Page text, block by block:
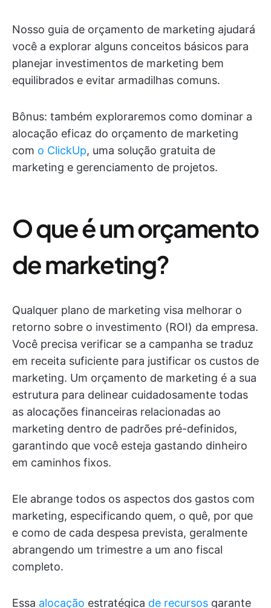
Nosso guia de orçamento de marketing ajudará
você a explorar alguns conceitos básicos para
planejar investimentos de marketing bem
equilibrados e evitar armadilhas comuns.
Bônus: também exploraremos como dominar a
alocação eficaz do orçamento de marketing
com o ClickUp, uma solução gratuita de
marketing e gerenciamento de projetos.
O que é um orçamento
de marketing?
Qualquer plano de marketing visa melhorar o
retorno sobre o investimento (ROI) da empresa.
Você precisa verificar se a campanha se traduz
em receita suficiente para justificar os custos de
marketing. Um orçamento de marketing é a sua
estrutura para delinear cuidadosamente todas
as alocações financeiras relacionadas ao
marketing dentro de padrões pré-definidos,
garantindo que você esteja gastando dinheiro
em caminhos fixos.
Ele abrange todos os aspectos dos gastos com
marketing, especificando quem, o quê, por que
e como de cada despesa prevista, geralmente
abrangendo um trimestre a um ano fiscal
completo.
Essa alocação estratégica de recursos garante